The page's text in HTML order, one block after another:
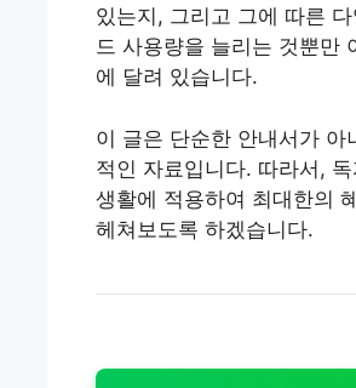
있는지, 그리고 그에 따른
드 사용량을 늘리는 것뿐만
에 달려 있습니다.
이 글은 단순한 안내서가
적인 자료입니다. 따라서,
생활에 적용하여 최대한의
헤쳐보도록 하겠습니다.